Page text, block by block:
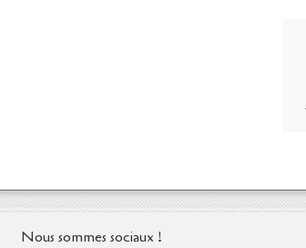
Nous sommes sociaux !